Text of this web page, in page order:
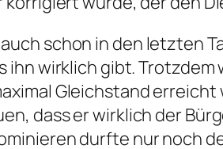
schon in den letzten
ihn wirklich gibt.
Gleichstand
dass er wirklich der
durfte nur noch